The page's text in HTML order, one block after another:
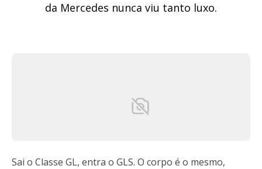
da Mercedes nunca viu tanto luxo.
Sai o Classe GL, entra o GLS. O corpo é o mesmo,